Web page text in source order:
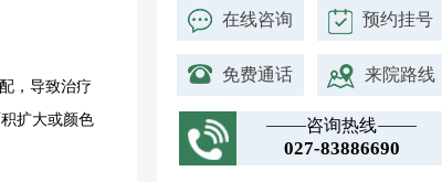
，导致治疗
扩大或颜色
在线咨询 预约挂号
免费通话 来院路线
咨询热线
027-83886690